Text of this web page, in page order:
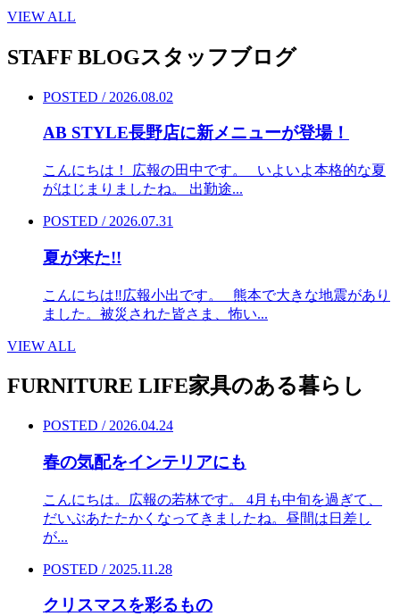
VIEW ALL
STAFF BLOGスタッフブログ
POSTED / 2026.08.02
AB STYLE長野店に新メニューが登場！
こんにちは！ 広報の田中です。 いよいよ本格的な夏
がはじまりましたね。 出勤途...
POSTED / 2026.07.31
夏が来た!!
こんにちは‼︎広報小出です。 熊本で大きな地震があり
ました。被災された皆さま、怖い...
VIEW ALL
FURNITURE LIFE家具のある暮らし
POSTED / 2026.04.24
春の気配をインテリアにも
こんにちは。広報の若林です。 4月も中旬を過ぎて、
だいぶあたたかくなってきましたね。昼間は日差し
が...
POSTED / 2025.11.28
クリスマスを彩るもの